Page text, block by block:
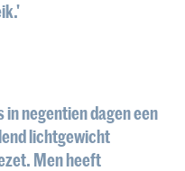
in negentien dagen een
lichtgewicht
Men heeft